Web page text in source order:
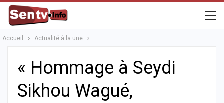
Accueil Actualité à la une
« Hommage à Seydi
Sikhou Wagué,